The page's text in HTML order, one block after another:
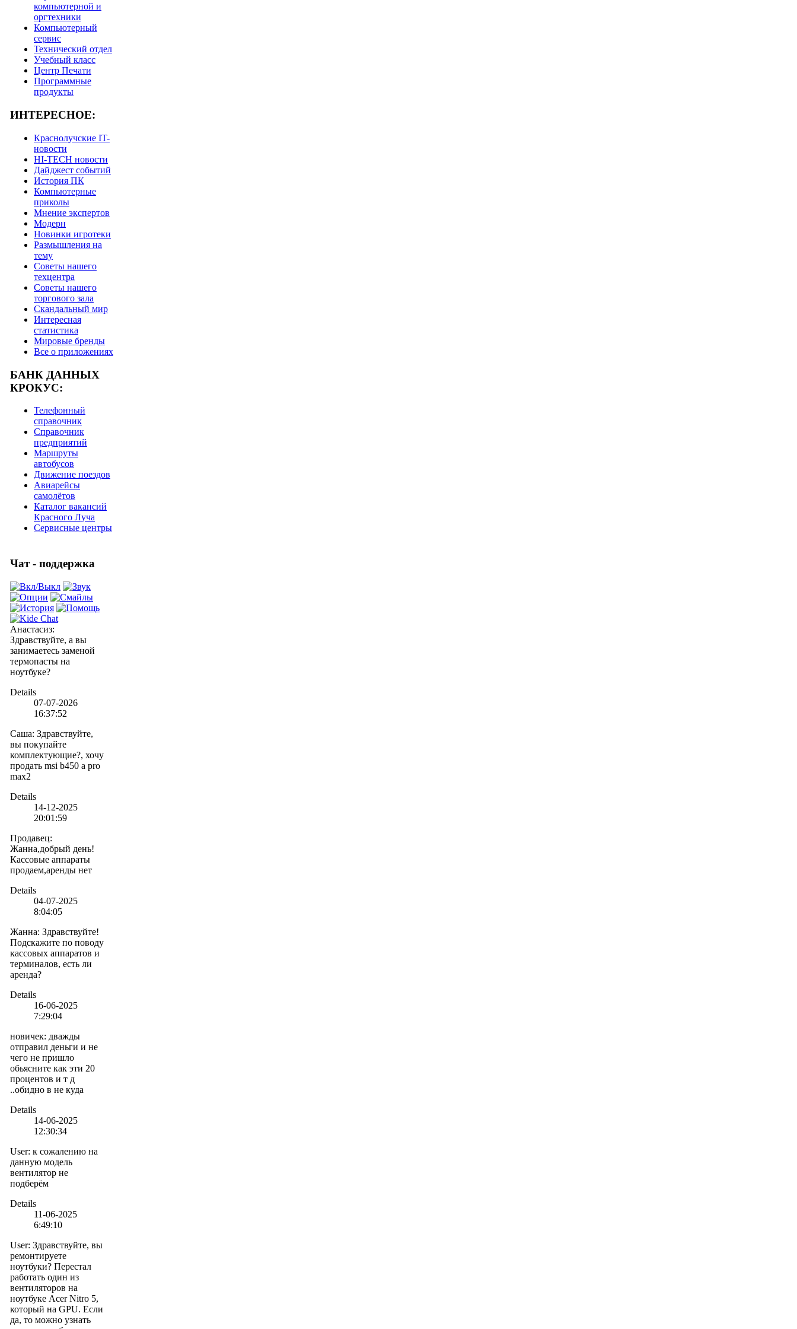
компьютерной и
оргтехники
Компьютерный
сервис
Технический отдел
Учебный класс
Центр Печати
Программные
продукты
ИНТЕРЕСНОЕ:
Краснолучские IT-
новости
HI-TECH новости
Дайджест событий
История ПК
Компьютерные
приколы
Мнение экспертов
Модерн
Новинки игротеки
Размышления на
тему
Советы нашего
техцентра
Советы нашего
торгового зала
Скандальный мир
Интересная
статистика
Мировые бренды
Все о приложениях
БАНК ДАННЫХ
КРОКУС:
Телефонный
справочник
Справочник
предприятий
Маршруты
автобусов
Движение поездов
Авиарейсы
самолётов
Каталог вакансий
Красного Луча
Сервисные центры
Чат - поддержка
Анастасиз:
Здравствуйте, а вы
занимаетесь заменой
термопасты на
ноутбуке?
Details
07-07-2026
16:37:52
Саша: Здравствуйте,
вы покупайте
комплектующие?, хочу
продать msi b450 a pro
max2
Details
14-12-2025
20:01:59
Продавец:
Жанна,добрый день!
Кассовые аппараты
продаем,аренды нет
Details
04-07-2025
8:04:05
Жанна: Здравствуйте!
Подскажите по поводу
кассовых аппаратов и
терминалов, есть ли
аренда?
Details
16-06-2025
7:29:04
новичек: дважды
отправил деньги и не
чего не пришло
обьясните как эти 20
процентов и т д
..обидно в не куда
Details
14-06-2025
12:30:34
User: к сожалению на
данную модель
вентилятор не
подберём
Details
11-06-2025
6:49:10
User: Здравствуйте, вы
ремонтируете
ноутбуки? Перестал
работать один из
вентиляторов на
ноутбуке Acer Nitro 5,
который на GPU. Если
да, то можно узнать